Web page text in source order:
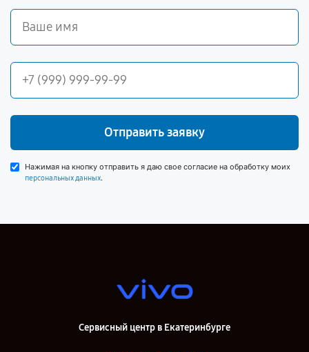
Отправить заявку
Нажимая на кнопку отправить я даю свое согласие на обработку моих
персональных данных.
Сервисный центр в Екатеринбурге